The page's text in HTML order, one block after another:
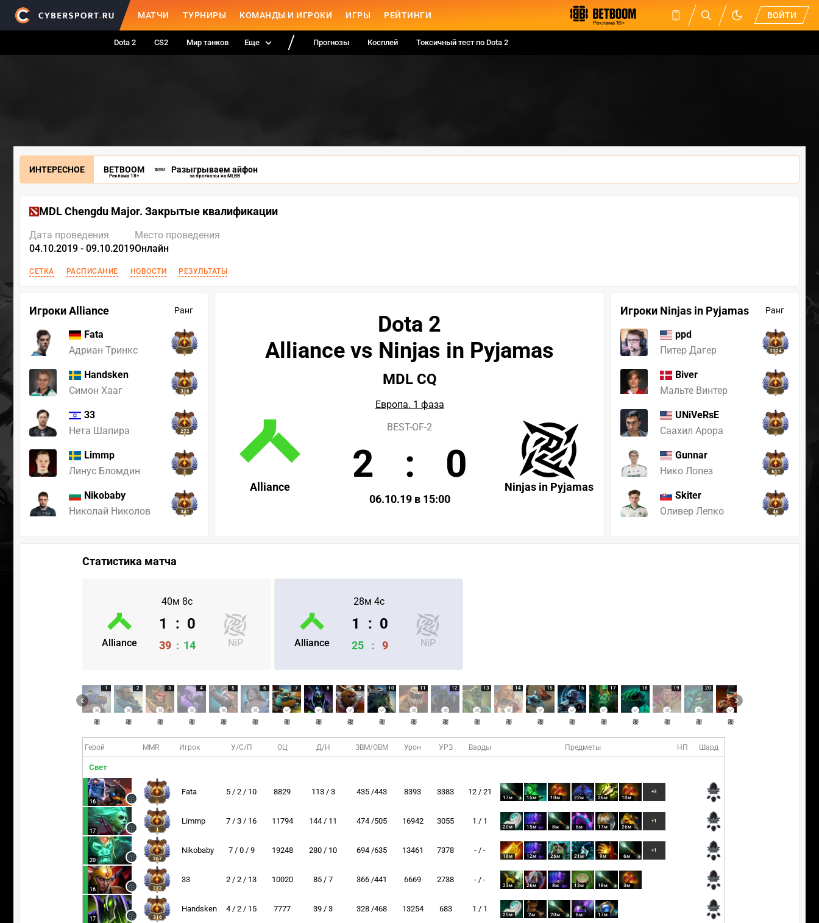
МАТЧИ ТУРНИРЫ КОМАНДЫ И ИГРОКИ ИГРЫ РЕЙТИНГИ ВОЙТИ
Dota 2 CS2 Мир танков Еще Прогнозы Косплей Токсичный тест по Dota 2
ИНТЕРЕСНОЕ BETBOOM
Реклама 18+
Разыгрываем айфон
за прогнозы на MLBB
MDL Chengdu Major. Закрытые квалификации
Дата проведения
04.10.2019 - 09.10.2019
Место проведения
Онлайн
СЕТКА РАСПИСАНИЕ НОВОСТИ РЕЗУЛЬТАТЫ
Игроки Alliance Ранг
Fata
Адриан Тринкс
Handsken
Симон Хааг
316
33
Нета Шапира
272
Limmp
Линус Бломдин
1
Nikobaby
Николай Николов
341
Игроки Ninjas in Pyjamas Ранг
ppd
Питер Дагер
3324
Biver
Мальте Винтер
UNiVeRsE
Саахил Арора
Gunnar
Нико Лопез
611
Skiter
Оливер Лепко
46
Dota 2
Alliance vs Ninjas in Pyjamas
MDL CQ
Европа. 1 фаза
Alliance Ninjas in Pyjamas
BEST-OF-2
2 : 0
06.10.19 в 15:00
Статистика матча
40м 8с
Alliance NiP
1 : 0
39 : 14
28м 4с
Alliance NiP
1 : 0
25 : 9
1 2 3 4 5 6 7 8 9 10 11 12 13 14 15 16 17 18 19 20
Герой MMR Игрок У/С/П ОЦ Д/Н ЗВМ/ОВМ Урон УРЗ Варды Предметы НП Шард
Свет
16
Fata 5 / 2 / 10 8829 113 / 3 435 /443 8393 3383 12 / 21
17м 15м 10м 22м 26м 10м
+3
17 1
Limmp 7 / 3 / 16 11794 144 / 11 474 /505 16942 3055 1 / 1
20м 15м 8м 6м 17м 26м
+1
20 267
Nikobaby 7 / 0 / 9 19248 280 / 10 694 /635 13461 7378 - / -
18м 12м 26м 21м 9м 6м
+1
16 272
33 2 / 2 / 13 10020 85 / 7 366 /441 6669 2738 - / -
23м 26м 8м 13м 18м 3м
17 316
Handsken 4 / 2 / 15 7777 39 / 3 328 /468 13254 683 1 / 1
25м 2м 20м 6м 17м